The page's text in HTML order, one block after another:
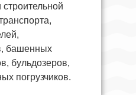
строительной
башенных
бульдозеров,
погрузчиков.